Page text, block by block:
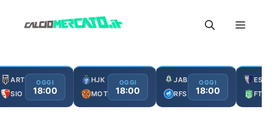
Menu
ART
SIO
OGGI
18:00
HJK
MOT
OGGI
18:00
JAB
RFS
OGGI
18:00
ESC
FTA